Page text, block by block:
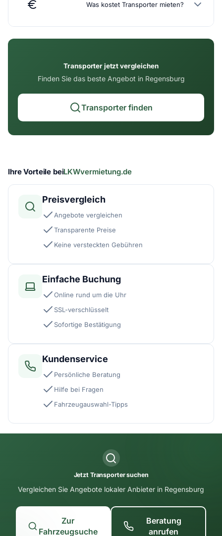
Was kostet Transporter mieten?
Transporter jetzt vergleichen
Finden Sie das beste Angebot in Regensburg
Transporter finden
Ihre Vorteile beiLKWvermietung.de
Preisvergleich
Angebote vergleichen
Transparente Preise
Keine versteckten Gebühren
Einfache Buchung
Online rund um die Uhr
SSL-verschlüsselt
Sofortige Bestätigung
Kundenservice
Persönliche Beratung
Hilfe bei Fragen
Fahrzeugauswahl-Tipps
Jetzt Transporter suchen
Vergleichen Sie Angebote lokaler Anbieter in Regensburg
Zur
Fahrzeugsuche
Beratung
anrufen